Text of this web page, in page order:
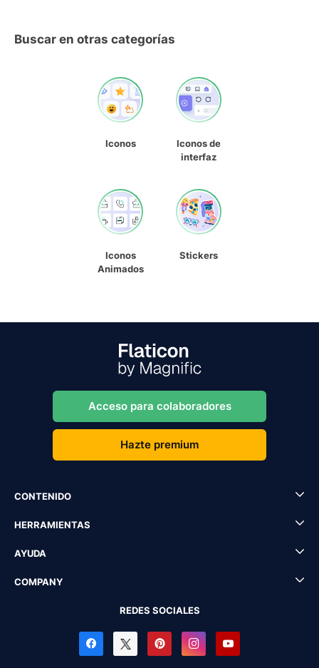
Buscar en otras categorías
Iconos
Iconos de
interfaz
Iconos
Animados
Stickers
Acceso para colaboradores
Hazte premium
CONTENIDO
HERRAMIENTAS
AYUDA
COMPANY
REDES SOCIALES